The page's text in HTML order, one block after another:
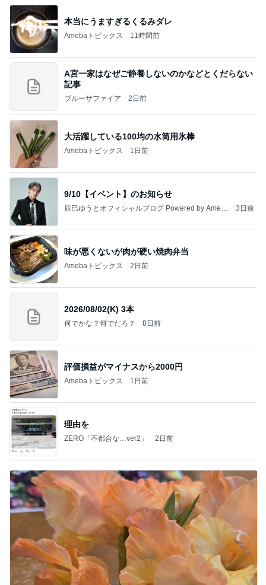
本当にうますぎるくるみダレ
Amebaトピックス 11時間前
A宮一家はなぜご静養しないのかなどとくだらない
記事
ブルーサファイア 2日前
大活躍している100均の水筒用氷棒
Amebaトピックス 1日前
9/10【イベント】のお知らせ
辰巳ゆうとオフィシャルブログ Powered by Ameb
3日前
味が悪くないが肉が硬い焼肉弁当
Amebaトピックス 2日前
2026/08/02(K) 3本
何でかな？何でだろ？ 8日前
評価損益がマイナスから2000円
Amebaトピックス 1日前
理由を
ZERO「不都合な…ver2」 2日前